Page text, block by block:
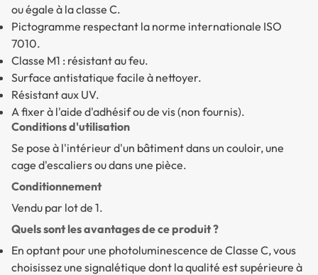
ou égale à la classe C.
Pictogramme respectant la norme internationale ISO
7010.
Classe M1 : résistant au feu.
Surface antistatique facile à nettoyer.
Résistant aux UV.
A fixer à l'aide d'adhésif ou de vis (non fournis).
Conditions d'utilisation
Se pose à l'intérieur d'un bâtiment dans un couloir, une
cage d'escaliers ou dans une pièce.
Conditionnement
Vendu par lot de 1.
Quels sont les avantages de ce produit ?
En optant pour une photoluminescence de Classe C, vous
choisissez une signalétique dont la qualité est supérieure à